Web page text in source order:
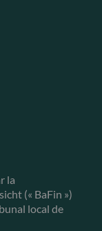
la
(« BaFin »)
local de